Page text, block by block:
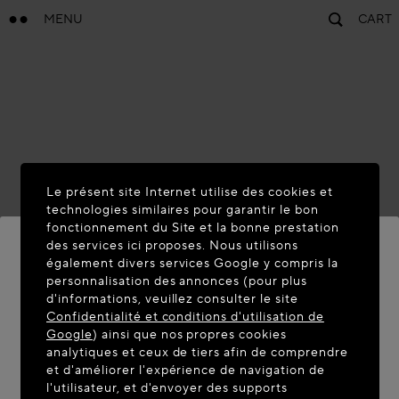
MENU CART
BIENVENUE SUR MAISON-
ALAIA.COM
Vous semblez être dans le pays suivant : United
States. Souhaitez-vous mettre à jour votre
localisation ?
Le présent site Internet utilise des cookies et
technologies similaires pour garantir le bon
fonctionnement du Site et la bonne prestation
des services ici proposes. Nous utilisons
également divers services Google y compris la
personnalisation des annonces (pour plus
d'informations, veuillez consulter le site
Confidentialité et conditions d'utilisation de
Google) ainsi que nos propres cookies
analytiques et ceux de tiers afin de comprendre
et d'améliorer l'expérience de navigation de
l'utilisateur, et d'envoyer des supports